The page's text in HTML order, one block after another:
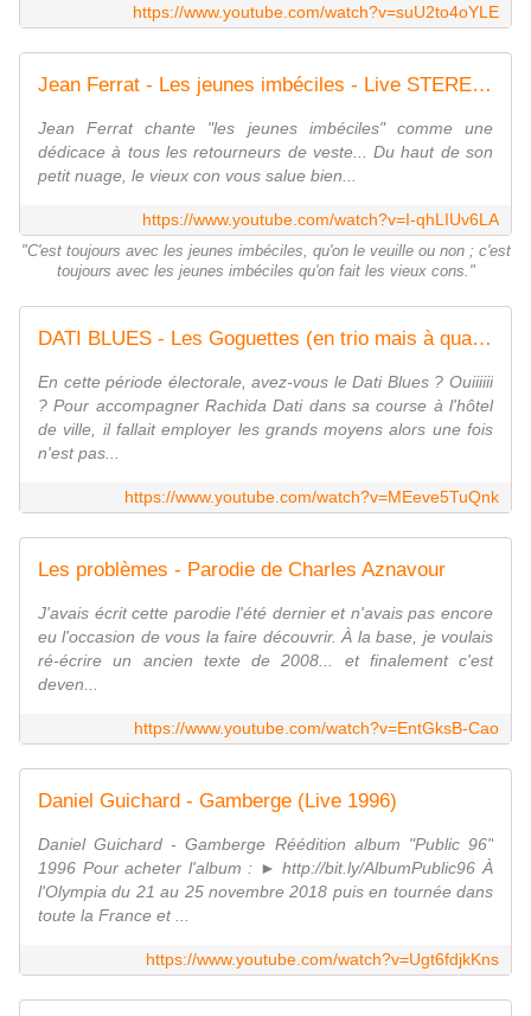
https://www.youtube.com/watch?v=suU2to4oYLE
Jean Ferrat - Les jeunes imbéciles - Live STEREO 1991
Jean Ferrat chante "les jeunes imbéciles" comme une
dédicace à tous les retourneurs de veste... Du haut de son
petit nuage, le vieux con vous salue bien...
https://www.youtube.com/watch?v=I-qhLIUv6LA
"C'est toujours avec les jeunes imbéciles, qu'on le veuille ou non ; c'est
toujours avec les jeunes imbéciles qu'on fait les vieux cons."
DATI BLUES - Les Goguettes (en trio mais à quatre)
En cette période électorale, avez-vous le Dati Blues ? Ouiiiiii
? Pour accompagner Rachida Dati dans sa course à l'hôtel
de ville, il fallait employer les grands moyens alors une fois
n'est pas...
https://www.youtube.com/watch?v=MEeve5TuQnk
Les problèmes - Parodie de Charles Aznavour
J'avais écrit cette parodie l'été dernier et n'avais pas encore
eu l'occasion de vous la faire découvrir. À la base, je voulais
ré-écrire un ancien texte de 2008... et finalement c'est
deven...
https://www.youtube.com/watch?v=EntGksB-Cao
Daniel Guichard - Gamberge (Live 1996)
Daniel Guichard - Gamberge Réédition album "Public 96"
1996 Pour acheter l'album : ► http://bit.ly/AlbumPublic96 À
l'Olympia du 21 au 25 novembre 2018 puis en tournée dans
toute la France et ...
https://www.youtube.com/watch?v=Ugt6fdjkKns